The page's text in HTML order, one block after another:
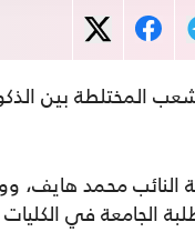
المختلطة بين
محمد هايف،
الجامعة في